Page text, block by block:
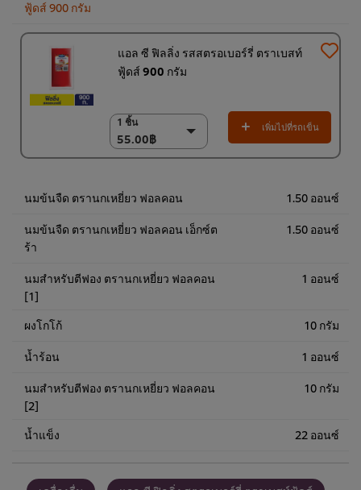
ฟู้ดส์ 900 กรัม
แอล ซี ฟิลลิ่ง รสสตรอเบอร์รี่ ตราเบสท์
ฟู้ดส์ 900 กรัม
1 ชิ้น
55.00฿
1 ชิ้น
55.00฿
(ราคาพิเศษ) แพ็ค 9
468.00฿
เพิ่มไปที่รถเข็น
นมข้นจืด ตรานกเหยี่ยว ฟอลคอน 1.50 ออนซ์
นมข้นจืด ตรานกเหยี่ยว ฟอลคอน เอ็กซ์ต
ร้า
1.50 ออนซ์
นมสำหรับตีฟอง ตรานกเหยี่ยว ฟอลคอน
[1]
1 ออนซ์
ผงโกโก้ 10 กรัม
น้ำร้อน 1 ออนซ์
นมสำหรับตีฟอง ตรานกเหยี่ยว ฟอลคอน
[2]
10 กรัม
น้ำแข็ง 22 ออนซ์